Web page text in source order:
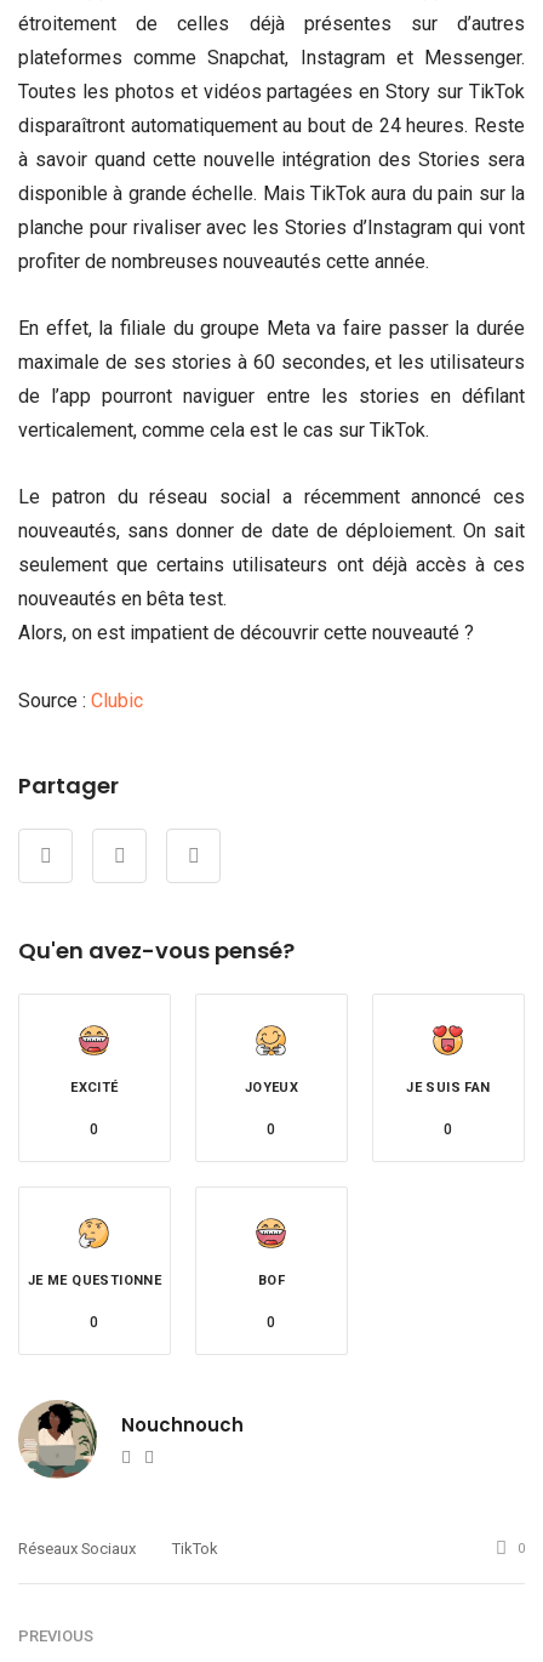
étroitement de celles déjà présentes sur d’autres
plateformes comme Snapchat, Instagram et Messenger.
Toutes les photos et vidéos partagées en Story sur TikTok
disparaîtront automatiquement au bout de 24 heures. Reste
à savoir quand cette nouvelle intégration des Stories sera
disponible à grande échelle. Mais TikTok aura du pain sur la
planche pour rivaliser avec les Stories d’Instagram qui vont
profiter de nombreuses nouveautés cette année.
En effet, la filiale du groupe Meta va faire passer la durée
maximale de ses stories à 60 secondes, et les utilisateurs
de l’app pourront naviguer entre les stories en défilant
verticalement, comme cela est le cas sur TikTok.
Le patron du réseau social a récemment annoncé ces
nouveautés, sans donner de date de déploiement. On sait
seulement que certains utilisateurs ont déjà accès à ces
nouveautés en bêta test.
Alors, on est impatient de découvrir cette nouveauté ?
Source : Clubic
Partager
Qu'en avez-vous pensé?
EXCITÉ
0
JOYEUX
0
JE SUIS FAN
0
JE ME QUESTIONNE
0
BOF
0
Nouchnouch
Website
Réseaux Sociaux TikTok 0
PREVIOUS